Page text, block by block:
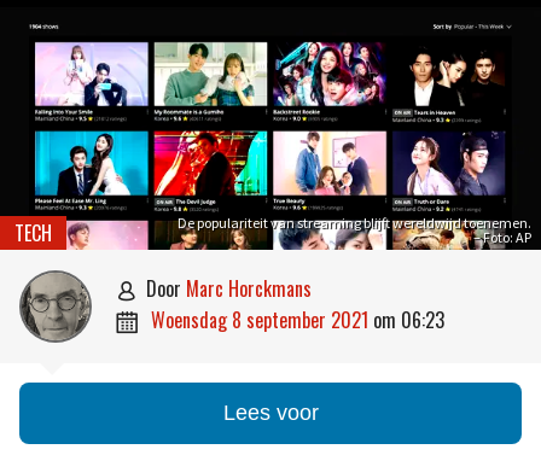
De populariteit van streaming blijft wereldwijd toenemen.
– Foto: AP
TECH
 door Marc Horckmans
 woensdag 8 september 2021 om 06:23
Lees voor